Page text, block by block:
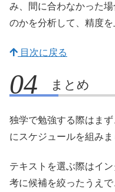
み、間に合わなかった
のかを分析して、精度を
目次に戻る
まとめ
独学で勉強する際はま
にスケジュールを組みま
テキストを選ぶ際はイ
考に候補を絞ったうえ